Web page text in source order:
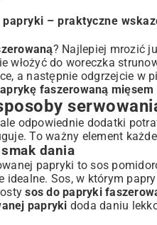
– praktyczne
? Najlepiej mrozić
włożyć do woreczka
a następnie odgrzejcie w
faszerowaną mięsem
odpowiednie dodatki
To ważny element
dania
papryki to sos
idealne. Sos, w którym
sos do papryki
papryki doda daniu